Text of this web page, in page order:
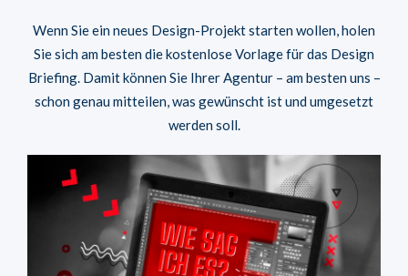
Wenn Sie ein neues Design-Projekt starten wollen, holen
Sie sich am besten die kostenlose Vorlage für das Design
Briefing. Damit können Sie Ihrer Agentur – am besten uns –
schon genau mitteilen, was gewünscht ist und umgesetzt
werden soll.